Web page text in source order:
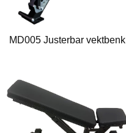
MD005 Justerbar vektbenk